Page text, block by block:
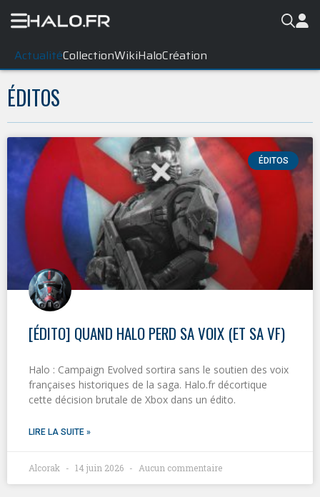
ActualitéCollectionWikiHaloCréation
ÉDITOS
ÉDITOS
[ÉDITO] QUAND HALO PERD SA VOIX (ET SA VF)
Halo : Campaign Evolved sortira sans le soutien des voix
françaises historiques de la saga. Halo.fr décortique
cette décision brutale de Xbox dans un édito.
LIRE LA SUITE »
Alcorak 14 juin 2026 Aucun commentaire